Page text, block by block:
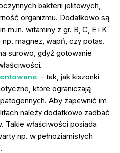
bakterii jelitowych,
organizmu. Dodatkowo są
m.in. witaminy z gr. B, C, E i K
np. magnez, wapń, czy potas.
surowo, gdyż gotowanie
- tak, jak kiszonki
które ograniczają
Aby zapewnić im
należy dodatkowo zadbać
Takie właściwości posiada
np. w pełnoziarnistych